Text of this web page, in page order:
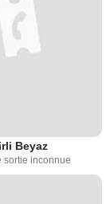
Beyaz
sortie inconnue